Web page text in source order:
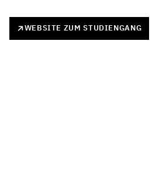
WEBSITE ZUM STUDIENGANG